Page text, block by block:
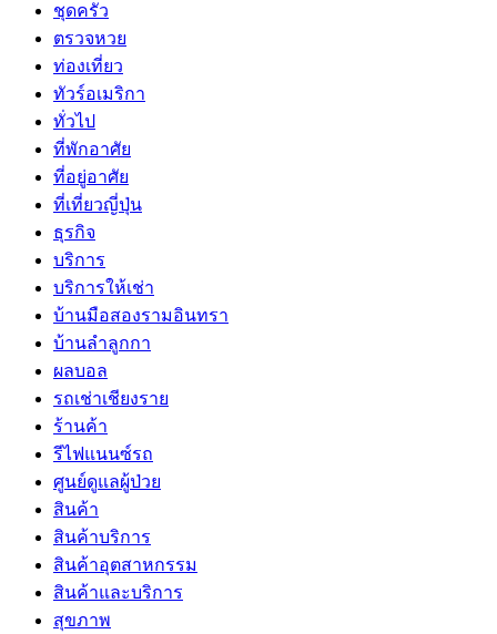
ชุดครัว
ตรวจหวย
ท่องเที่ยว
ทัวร์อเมริกา
ทั่วไป
ที่พักอาศัย
ที่อยู่อาศัย
ที่เที่ยวญี่ปุ่น
ธุรกิจ
บริการ
บริการให้เช่า
บ้านมือสองรามอินทรา
บ้านลำลูกกา
ผลบอล
รถเช่าเชียงราย
ร้านค้า
รีไฟแนนซ์รถ
ศูนย์ดูแลผู้ป่วย
สินค้า
สินค้าบริการ
สินค้าอุตสาหกรรม
สินค้าและบริการ
สุขภาพ